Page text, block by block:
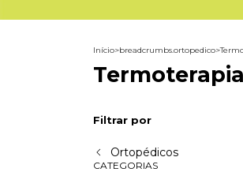
Início>breadcrumbs.ortopedico>
Termoterapia
Filtrar por
Ortopédicos
CATEGORIAS